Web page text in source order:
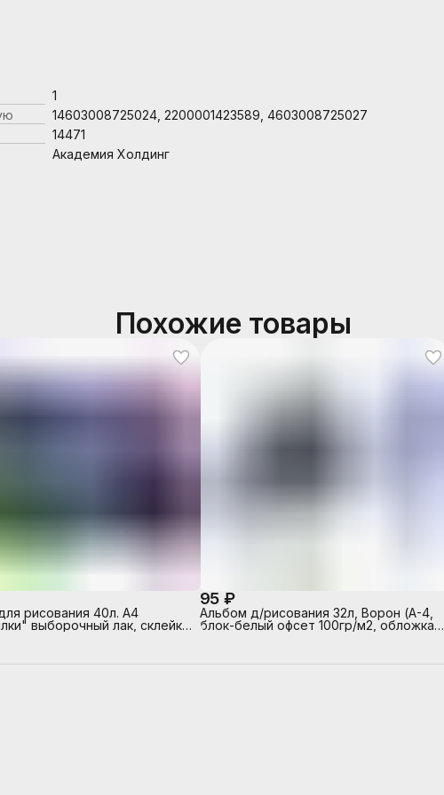
1
14603008725024, 2200001423589, 4603008725027
14471
Академия Холдинг
Похожие товары
рисования 40л. А4
выборочный лак, склейка
95 ₽
Альбом д/рисования 32л, Ворон (А-4,
блок-белый офсет 100гр/м2, обложка -